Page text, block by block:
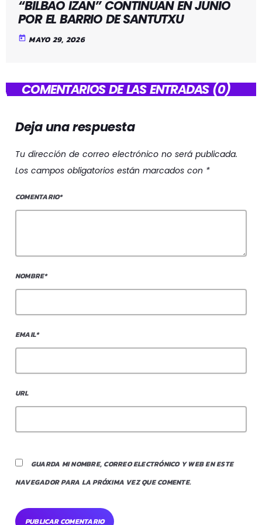
“BILBAO IZAN” CONTINUAN EN JUNIO
POR EL BARRIO DE SANTUTXU
today MAYO 29, 2026
COMENTARIOS DE LAS ENTRADAS (0)
Deja una respuesta
Tu dirección de correo electrónico no será publicada.
Los campos obligatorios están marcados con *
COMENTARIO*
NOMBRE*
EMAIL*
URL
GUARDA MI NOMBRE, CORREO ELECTRÓNICO Y WEB EN ESTE
NAVEGADOR PARA LA PRÓXIMA VEZ QUE COMENTE.